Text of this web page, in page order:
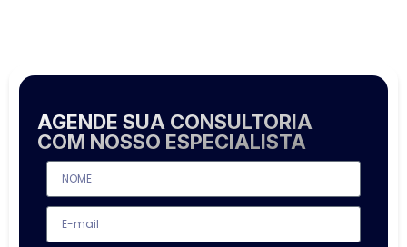
Equiparação hospitalar:benefício que reduz
tributos para clínicas e estabelecimentos que
atendam os requisitos legais.
AGENDE SUA CONSULTORIA
COM NOSSO ESPECIALISTA